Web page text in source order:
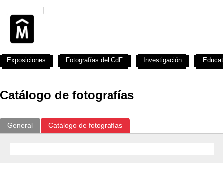
Catálogo de fotografías
General Catálogo de fotografías
Exposiciones Fotografías del CdF Investigación